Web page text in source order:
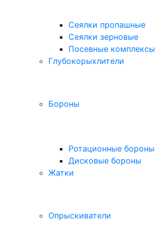
Сеялки пропашные
Сеялки зерновые
Посевные комплексы
Глубокорыхлители
Бороны
Ротационные бороны
Дисковые бороны
Жатки
Опрыскиватели